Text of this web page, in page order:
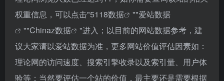
权重信息，可以点击"5118数据 ""爱站数据
""Chinaz数据
"进入；以目前的网站数据参考，建
议大家请以爱站数据为准，更多网站价值评估因素如：
理论网的访问速度、搜索引擎收录以及索引量、用户体
验等；当然要评估一个站的价值，最主要还是需要根据